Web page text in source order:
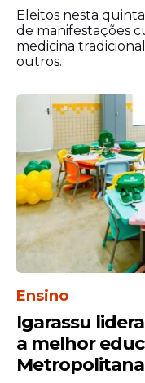
O texto teve
Nacional as
(PSD/SE) e
Senado, o
Eleitos nesta
de manifestações
medicina
outros.
Ensino
Igarassu
a melhor